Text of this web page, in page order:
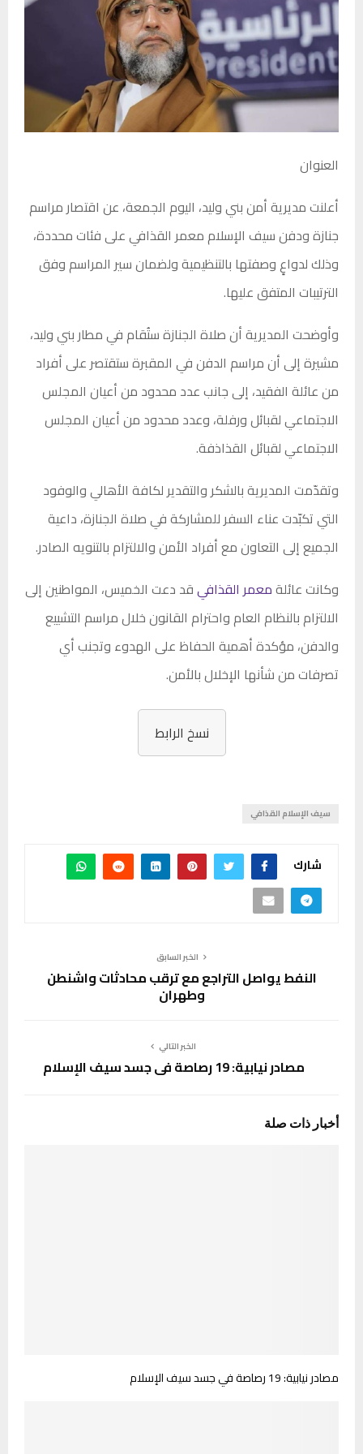
العنوان
أعلنت مديرية أمن بني وليد، اليوم الجمعة، عن اقتصار مراسم
جنازة ودفن سيف الإسلام معمر القذافي على فئات محددة،
وذلك لدواعٍ وصفتها بالتنظيمية ولضمان سير المراسم وفق
الترتيبات المتفق عليها.
وأوضحت المديرية أن صلاة الجنازة ستُقام في مطار بني وليد،
مشيرة إلى أن مراسم الدفن في المقبرة ستقتصر على أفراد
من عائلة الفقيد، إلى جانب عدد محدود من أعيان المجلس
الاجتماعي لقبائل ورفلة، وعدد محدود من أعيان المجلس
الاجتماعي لقبائل القذاذفة.
وتقدّمت المديرية بالشكر والتقدير لكافة الأهالي والوفود
التي تكبّدت عناء السفر للمشاركة في صلاة الجنازة، داعية
الجميع إلى التعاون مع أفراد الأمن والالتزام بالتنويه الصادر.
وكانت عائلةمعمر القذافيقد دعت الخميس، المواطنين إلى
الالتزام بالنظام العام واحترام القانون خلال مراسم التشييع
والدفن، مؤكدة أهمية الحفاظ على الهدوء وتجنب أي
تصرفات من شأنها الإخلال بالأمن.
نسخ الرابط
سيف الإسلام القذافي
شارك
الخبر السابق
النفط يواصل التراجع مع ترقب محادثات واشنطن
وطهران
الخبر التالي
مصادر نيابية: 19 رصاصة في جسد سيف الإسلام
أخبار ذات صلة
مصادر نيابية: 19 رصاصة في جسد سيف الإسلام